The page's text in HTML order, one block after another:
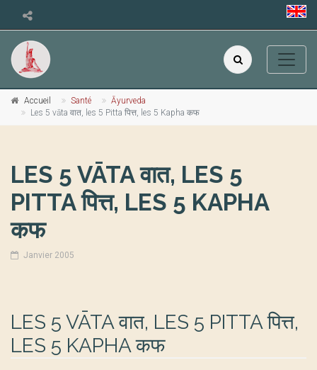
Accueil Santé
Āyurveda
Les 5 vāta वात, les 5 Pitta पित्त, les 5 Kapha कफ
LES 5 VĀTA वात, LES 5
PITTA पित्त, LES 5 KAPHA
कफ
Janvier 2005
LES 5 VĀTA वात, LES 5 PITTA पित्त,
LES 5 KAPHA कफ